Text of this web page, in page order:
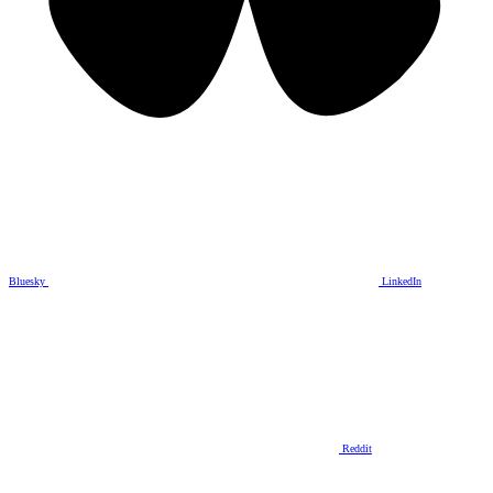
Bluesky LinkedIn
Reddit